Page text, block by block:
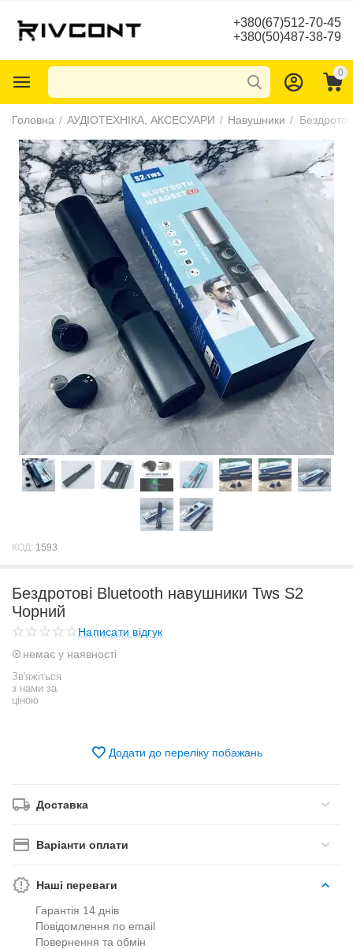
+380(67)512-70-45
+380(50)487-38-79
0
Головна / АУДІОТЕХНІКА, АКСЕСУАРИ / Навушники /
КОД: 1593
Бездротові Bluetooth навушники Tws S2
Чорний
Написати відгук
немає у наявності
Зв'яжіться
з нами за
ціною
Додати до переліку побажань
Доставка
Варіанти оплати
Наші переваги
Гарантія 14 днів
Повідомлення по email
Повернення та обмін